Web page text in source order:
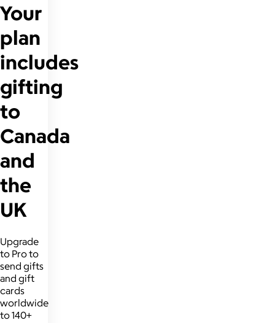
Your
plan
includes
gifting
to
Canada
and
the
UK
Upgrade
to Pro to
send gifts
and gift
cards
worldwide
to 140+